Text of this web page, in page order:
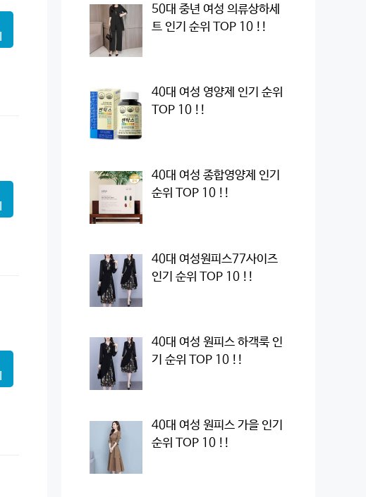
50대 중년 여성 의류상하세
트 인기 순위 TOP 10 !!
40대 여성 영양제 인기 순위
TOP 10 !!
40대 여성 종합영양제 인기
순위 TOP 10 !!
40대 여성원피스77사이즈
인기 순위 TOP 10 !!
40대 여성 원피스 하객룩 인
기 순위 TOP 10 !!
40대 여성 원피스 가을 인기
순위 TOP 10 !!